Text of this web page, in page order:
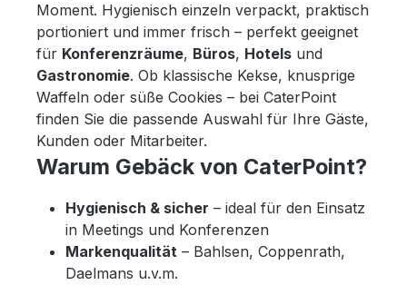
Moment. Hygienisch einzeln verpackt, praktisch
portioniert und immer frisch – perfekt geeignet
für Konferenzräume, Büros, Hotels und
Gastronomie. Ob klassische Kekse, knusprige
Waffeln oder süße Cookies – bei CaterPoint
finden Sie die passende Auswahl für Ihre Gäste,
Kunden oder Mitarbeiter.
Warum Gebäck von CaterPoint?
Hygienisch & sicher – ideal für den Einsatz
in Meetings und Konferenzen
Markenqualität – Bahlsen, Coppenrath,
Daelmans u.v.m.